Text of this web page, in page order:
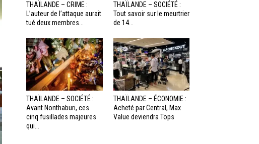
THAÏLANDE – CRIME :
L’auteur de l’attaque aurait
tué deux membres...
THAÏLANDE – SOCIÉTÉ :
Tout savoir sur le meurtrier
de 14...
THAÏLANDE – SOCIÉTÉ :
Avant Nonthaburi, ces
cinq fusillades majeures
qui...
THAÏLANDE – ÉCONOMIE :
Acheté par Central, Max
Value deviendra Tops